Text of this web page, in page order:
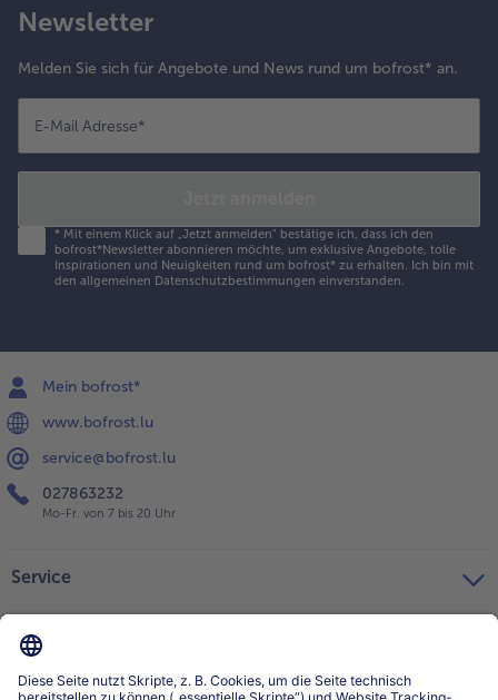
Newsletter
Melden Sie sich für Angebote und News rund um bofrost* an.
E-Mail Adresse*
* Mit einem Klick auf „Jetzt anmelden" bestätige ich, dass ich den
bofrost*Newsletter abonnieren möchte, um exklusive Angebote, tolle
Inspirationen und Neuigkeiten rund um bofrost* zu erhalten. Ich bin mit
den allgemeinen Datenschutzbestimmungen einverstanden.
Mein bofrost*
www.bofrost.lu
service@bofrost.lu
027863232
Mo-Fr. von 7 bis 20 Uhr
Service
Über bofrost*
Kategorien